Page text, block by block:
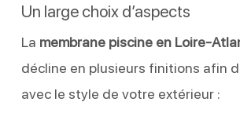
Un large choix d’aspects
La membrane piscine en Loire-
décline en plusieurs finitions afin
avec le style de votre extérieur :